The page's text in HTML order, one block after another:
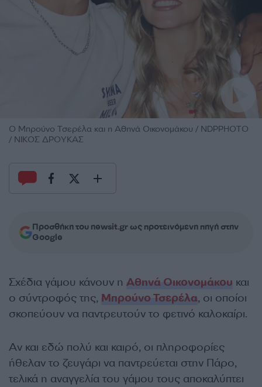
O Mπρούνο Τσερέλα και η Αθηνά Οικονομάκου / NDPPHOTO
/ ΝΙΚΟΣ ΔΡΟΥΚΑΣ
Προσθήκη του newsit.gr ως προτεινόμενη πηγή στην
Google
Σχέδια γάμου κάνουν η Αθηνά Οικονομάκου και
ο σύντροφός της, Μπρούνο Τσερέλα, οι οποίοι
σκοπεύουν να παντρευτούν το φετινό καλοκαίρι.
Αν και εδώ πολύ και καιρό, οι πληροφορίες
ήθελαν το ζευγάρι να παντρεύεται στην Πάρο,
τελικά η αναγγελία του γάμου τους αποκαλύπτει